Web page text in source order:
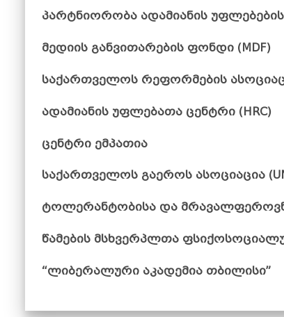
პარტნიორობა ადამიანის
მედიის განვითარების ფონდი (MDF)
საქართველოს რეფორმების
ადამიანის უფლებათა ცენტრი (HRC)
ცენტრი ემპათია
საქართველოს გაეროს ასოციაცია
ტოლერანტობისა და
წამების მსხვერპლთა
“ლიბერალური აკადემია თბილისი”